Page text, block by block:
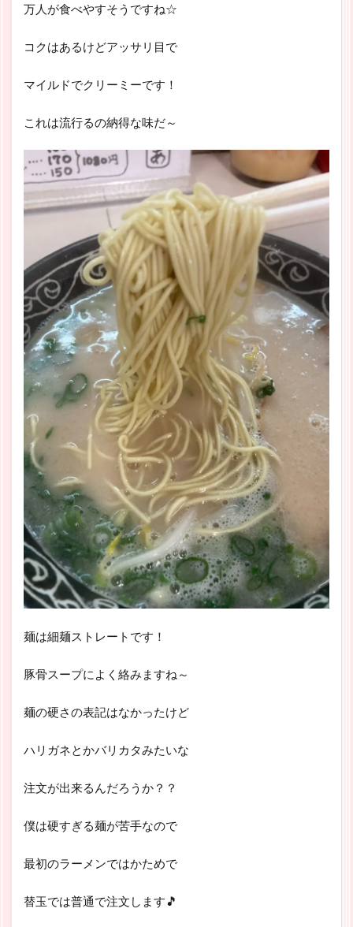
万人が食べやすそうですね☆
コクはあるけどアッサリ目で
マイルドでクリーミーです！
これは流行るの納得な味だ～
麺は細麺ストレートです！
豚骨スープによく絡みますね～
麺の硬さの表記はなかったけど
ハリガネとかバリカタみたいな
注文が出来るんだろうか？？
僕は硬すぎる麺が苦手なので
最初のラーメンではかためで
替玉では普通で注文します🎵